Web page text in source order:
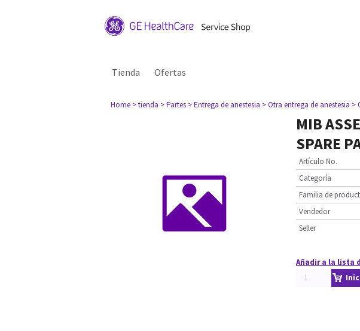
Tienda Ofertas
Home > tienda > Partes > Entrega de anestesia > Otra entrega de anestesia >
MIB
SPARE
Artículo No.
Categoría
Familia de
Vendedor
Seller
Añadir a la lista